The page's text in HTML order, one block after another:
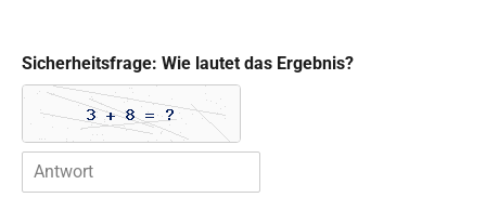
g
d
e
D
Sicherheitsfrage: Wie lautet das Ergebnis?